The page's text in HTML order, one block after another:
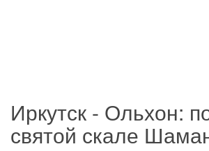
Иркутск - Ольхон:
святой скале